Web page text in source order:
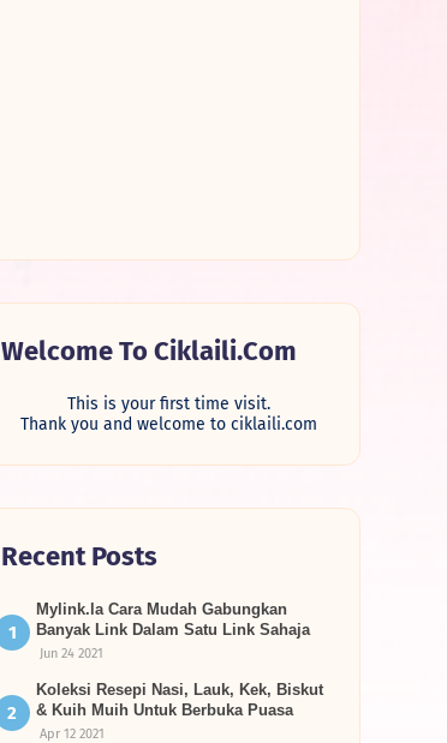
Welcome To Ciklaili.com
This is your first time visit.
Thank you and welcome to ciklaili.com
Recent Posts
Mylink.la Cara Mudah Gabungkan
Banyak Link Dalam Satu Link Sahaja
Jun 24 2021
Koleksi Resepi Nasi, Lauk, Kek, Biskut
& Kuih Muih Untuk Berbuka Puasa
Apr 12 2021